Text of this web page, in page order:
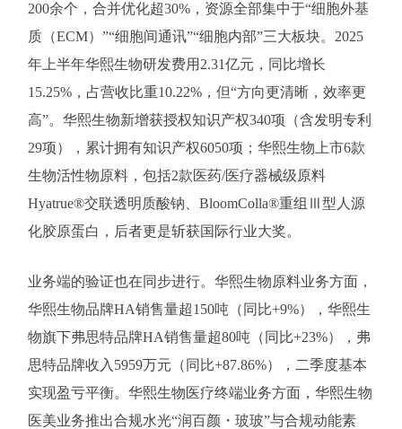
200余个，合并优化超30%，资源全部集中于“细胞外基
质（ECM）”“细胞间通讯”“细胞内部”三大板块。2025
年上半年华熙生物研发费用2.31亿元，同比增长
15.25%，占营收比重10.22%，但“方向更清晰，效率更
高”。华熙生物新增获授权知识产权340项（含发明专利
29项），累计拥有知识产权6050项；华熙生物上市6款
生物活性物原料，包括2款医药/医疗器械级原料
Hyatrue®交联透明质酸钠、BloomColla®重组Ⅲ型人源
化胶原蛋白，后者更是斩获国际行业大奖。
业务端的验证也在同步进行。华熙生物原料业务方面，
华熙生物品牌HA销售量超150吨（同比+9%），华熙生
物旗下弗思特品牌HA销售量超80吨（同比+23%），弗
思特品牌收入5959万元（同比+87.86%），二季度基本
实现盈亏平衡。华熙生物医疗终端业务方面，华熙生物
医美业务推出合规水光“润百颜・玻玻”与合规动能素